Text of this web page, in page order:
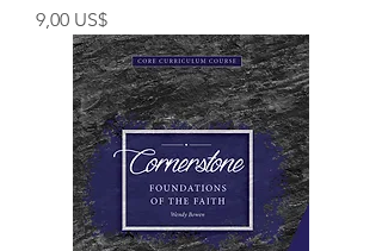
Preço
9,00 US$